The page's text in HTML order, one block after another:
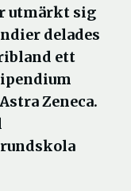
utmärkt sig
delades
ett
Zeneca.